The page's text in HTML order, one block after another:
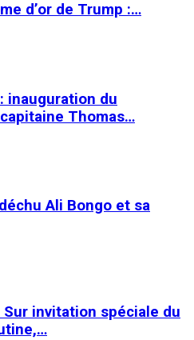
d’or de Trump :…
inauguration du
Thomas…
Ali Bongo et sa
Sur invitation spéciale du